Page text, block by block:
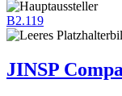
B2.119
JINSP